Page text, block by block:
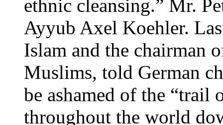
ethnic cleansing.” Mr.
Ayyub Axel Koehler.
Islam and the chairman
Muslims, told German
be ashamed of the
throughout the world